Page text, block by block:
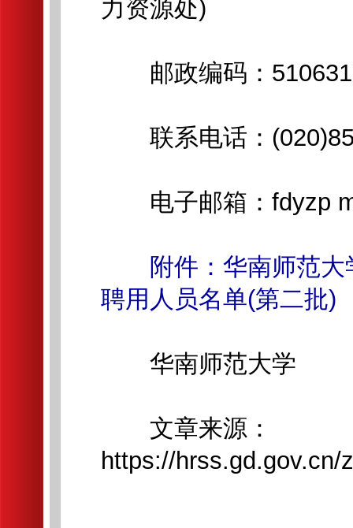
力资源处)
邮政编码：510631
联系电话：
电子邮箱：fdyzp
附件：华南师范
聘用人员名单(第二批)
华南师范大学
文章来源：
https://